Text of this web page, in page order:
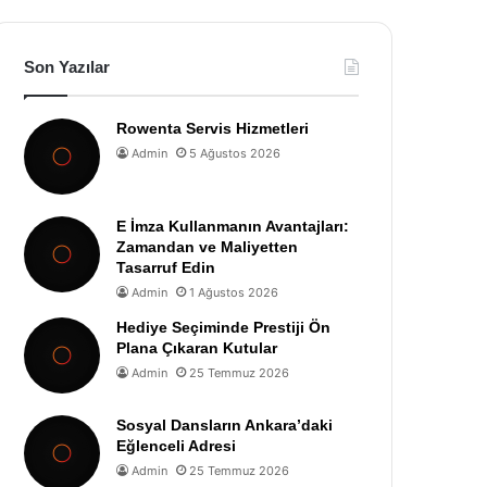
Son Yazılar
Rowenta Servis Hizmetleri
Admin 5 Ağustos 2026
E İmza Kullanmanın Avantajları:
Zamandan ve Maliyetten
Tasarruf Edin
Admin 1 Ağustos 2026
Hediye Seçiminde Prestiji Ön
Plana Çıkaran Kutular
Admin 25 Temmuz 2026
Sosyal Dansların Ankara’daki
Eğlenceli Adresi
Admin 25 Temmuz 2026